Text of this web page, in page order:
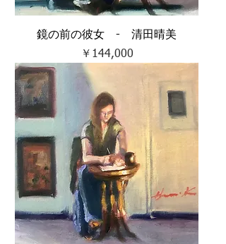
鏡の前の彼女 - 清田晴美
価格
￥144,000